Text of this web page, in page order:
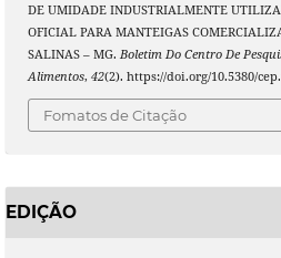
DE UMIDADE INDUSTRIALMENTE
OFICIAL PARA MANTEIGAS
SALINAS – MG. Boletim Do Centro De
Alimentos, 42(2). https://doi.org/10.5380/
Fomatos de Citação
EDIÇÃO